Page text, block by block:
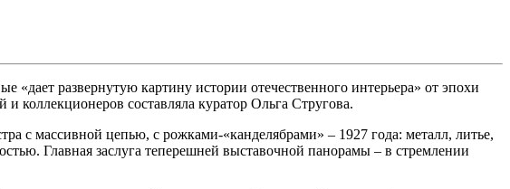
развернутую картину истории отечественного интерьера» от эпохи
коллекционеров составляла куратор Ольга Стругова.
с массивной цепью, с рожками-«канделябрами» – 1927 года: металл, литье,
Главная заслуга теперешней выставочной панорамы – в стремлении